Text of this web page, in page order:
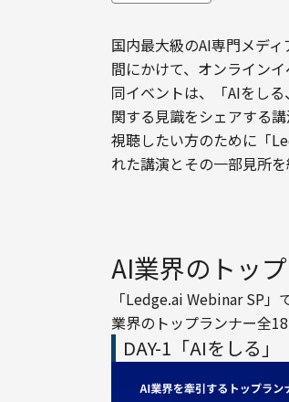
国内最大級のAI専門メデ
間にかけて、オンライン
同イベントは、「AIをし
関する見識をシェアする
視聴したい方のために「
れた講演とその一部見所を
AI業界のトッ
「Ledge.ai Webinar SP
業界のトップランナー全
DAY-1「AIをしる」